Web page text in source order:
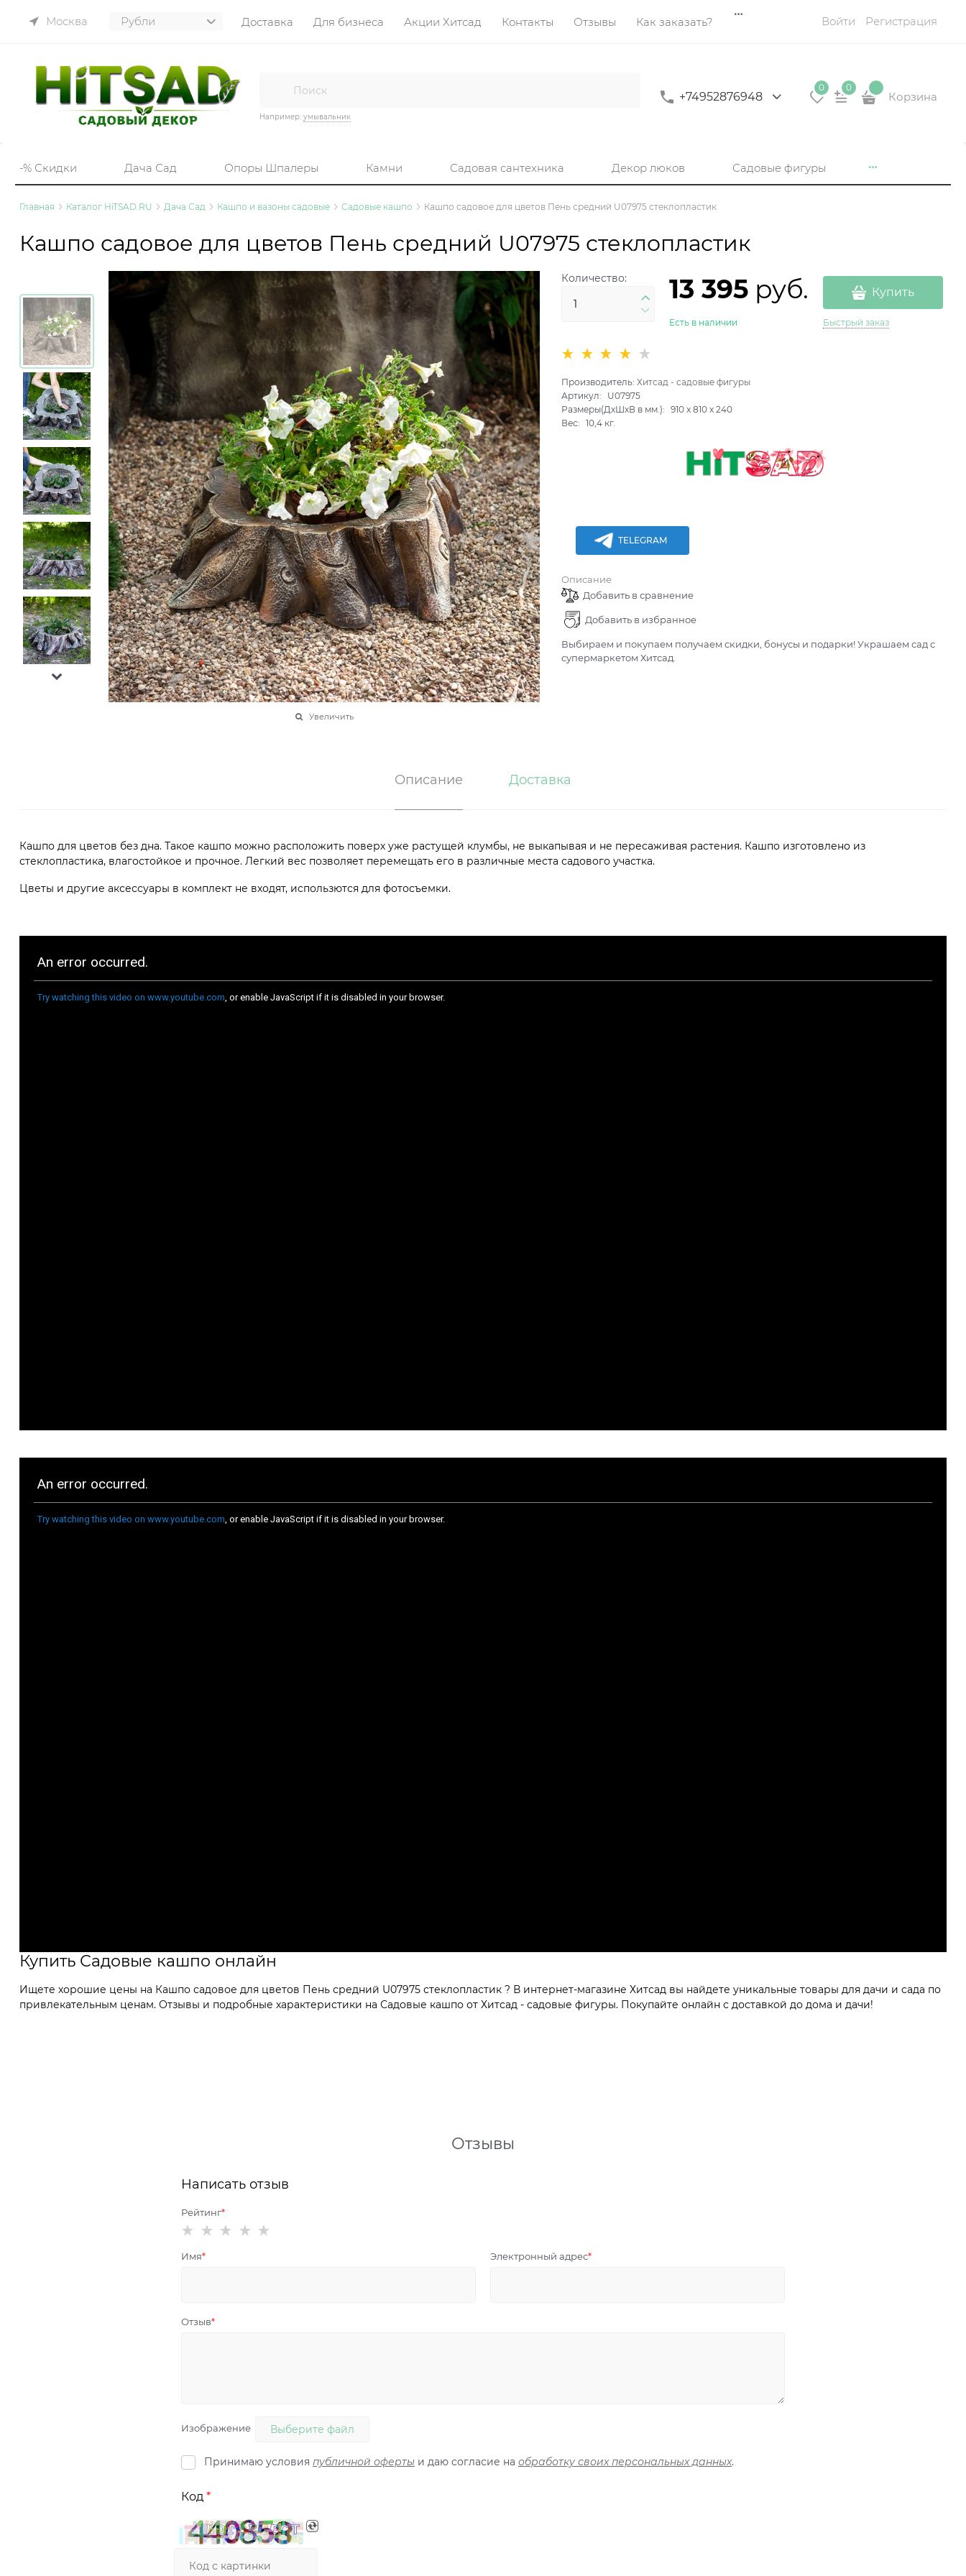
Москва Доставка Для бизнеса Акции Хитсад Контакты Отзывы Как заказать? Войти Регистрация
Например: умывальник
+74952876948
0 0
Корзина
-% Скидки Дача Сад Опоры Шпалеры Камни Садовая сантехника Декор люков Садовые фигуры
Главная Каталог HiTSAD.RU Дача Сад Кашпо и вазоны садовые Садовые кашпо Кашпо садовое для цветов Пень средний U07975 стеклопластик
Кашпо садовое для цветов Пень средний U07975 стеклопластик
Увеличить
Количество: 13 395 руб.
Есть в наличии
Купить
Быстрый заказ
Производитель:Хитсад - садовые фигуры
Артикул:
U07975
Размеры(ДхШхВ в мм.):
910 x810 x240
Вес:
10,4 кг.
TELEGRAM
Описание
Добавить в сравнение
Добавить в избранное
Выбираем и покупаем получаем скидки, бонусы и подарки! Украшаем сад с
супермаркетом Хитсад.
Описание Доставка
Кашпо для цветов без дна. Такое кашпо можно расположить поверх уже растущей клумбы, не выкапывая и не пересаживая растения. Кашпо изготовлено из
стеклопластика, влагостойкое и прочное. Легкий вес позволяет перемещать его в различные места садового участка.
Цветы и другие аксессуары в комплект не входят, использются для фотосъемки.
Купить Садовые кашпо онлайн
Ищете хорошие цены на Кашпо садовое для цветов Пень средний U07975 стеклопластик ? В интернет-магазине Хитсад вы найдете уникальные товары для дачи и сада по
привлекательным ценам. Отзывы и подробные характеристики на Садовые кашпо от Хитсад - садовые фигуры. Покупайте онлайн с доставкой до дома и дачи!
Отзывы
Написать отзыв
Рейтинг
Имя Электронный адрес
Отзыв
Изображение Выберите файл
Принимаю условия публичной оферты и даю согласие на обработку своих персональных данных.
Код